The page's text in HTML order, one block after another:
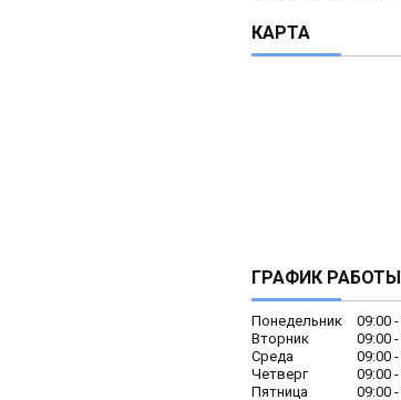
КАРТА
ГРАФИК РАБОТЫ
Понедельник 09:00
Вторник
09:00
Среда
09:00
Четверг
09:00
Пятница
09:00